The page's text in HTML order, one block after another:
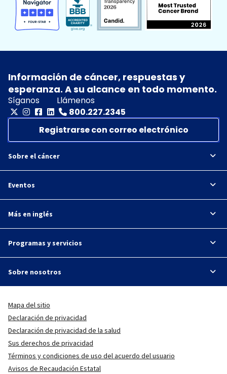
Información de cáncer, respuestas y
esperanza. A su alcance en todo momento.
Síganos
Llámenos
800.227.2345
Registrarse con correo electrónico
Sobre el cáncer
Eventos
Más en inglés
Programas y servicios
Sobre nosotros
Mapa del sitio
Declaración de privacidad
Declaración de privacidad de la salud
Sus derechos de privacidad
Términos y condiciones de uso del acuerdo del usuario
Avisos de Recaudación Estatal